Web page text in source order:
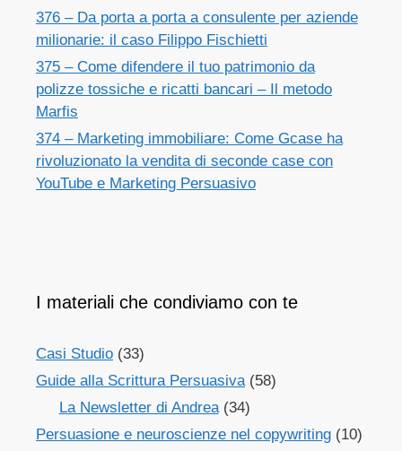
376 – Da porta a porta a consulente per aziende
milionarie: il caso Filippo Fischietti
375 – Come difendere il tuo patrimonio da
polizze tossiche e ricatti bancari – Il metodo
Marfis
374 – Marketing immobiliare: Come Gcase ha
rivoluzionato la vendita di seconde case con
YouTube e Marketing Persuasivo
I materiali che condiviamo con te
Casi Studio (33)
Guide alla Scrittura Persuasiva (58)
La Newsletter di Andrea(34)
Persuasione e neuroscienze nel copywriting (10)